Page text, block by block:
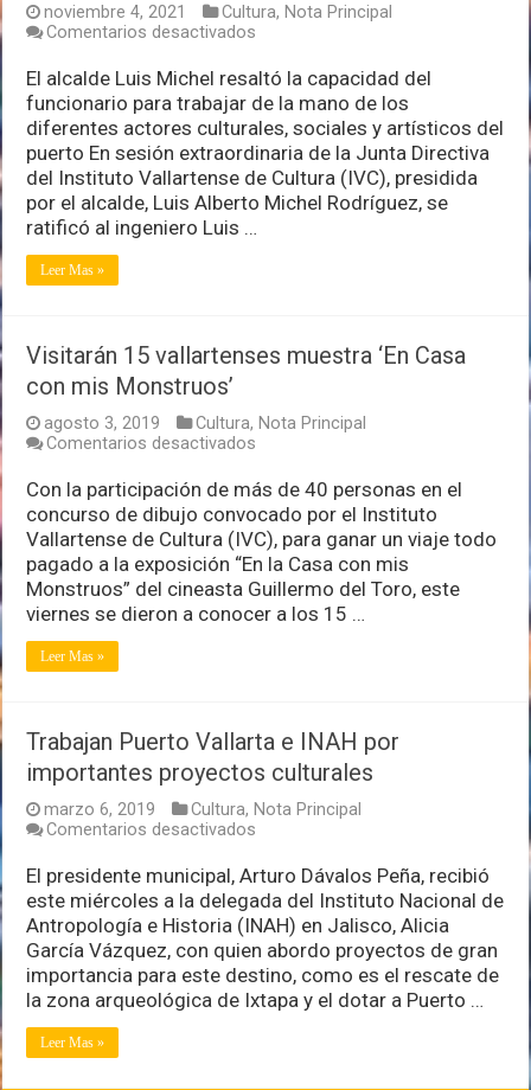
noviembre 4, 2021 Cultura, Nota Principal
Comentarios desactivados
a
Luis
Escoto
al
frente
del
Instituto
Vallartense
de
El alcalde Luis Michel resaltó la capacidad del
funcionario para trabajar de la mano de los
diferentes actores culturales, sociales y artísticos del
puerto En sesión extraordinaria de la Junta Directiva
del Instituto Vallartense de Cultura (IVC), presidida
por el alcalde, Luis Alberto Michel Rodríguez, se
ratificó al ingeniero Luis …
Leer Mas »
Visitarán 15 vallartenses muestra ‘En Casa
con mis Monstruos’
agosto 3, 2019 Cultura, Nota Principal
Comentarios desactivados
15
vallartenses
muestra
‘En
Casa
con
Monstruos’
Con la participación de más de 40 personas en el
concurso de dibujo convocado por el Instituto
Vallartense de Cultura (IVC), para ganar un viaje todo
pagado a la exposición “En la Casa con mis
Monstruos” del cineasta Guillermo del Toro, este
viernes se dieron a conocer a los 15 …
Leer Mas »
Trabajan Puerto Vallarta e INAH por
importantes proyectos culturales
marzo 6, 2019 Cultura, Nota Principal
Comentarios desactivados
Puerto
Vallarta
e
INAH
por
importantes
proyectos
culturales
El presidente municipal, Arturo Dávalos Peña, recibió
este miércoles a la delegada del Instituto Nacional de
Antropología e Historia (INAH) en Jalisco, Alicia
García Vázquez, con quien abordo proyectos de gran
importancia para este destino, como es el rescate de
la zona arqueológica de Ixtapa y el dotar a Puerto …
Leer Mas »